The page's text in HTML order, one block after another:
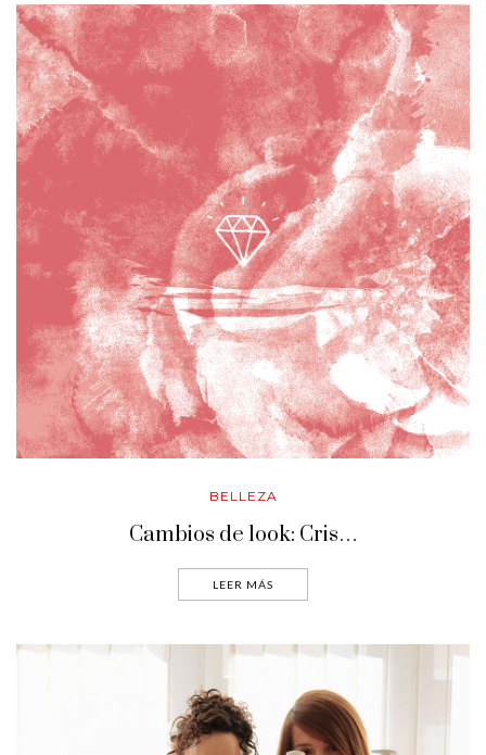
BELLEZA
Cambios de look: Cris…
LEER MÁS